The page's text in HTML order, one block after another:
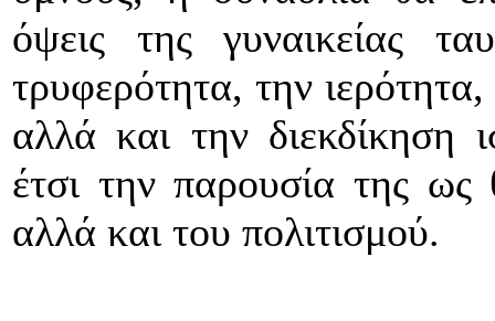
όψεις της γυναικείας
τρυφερότητα, την
αλλά και την διεκδίκηση
έτσι την παρουσία της ως
αλλά και του πολιτισμού.